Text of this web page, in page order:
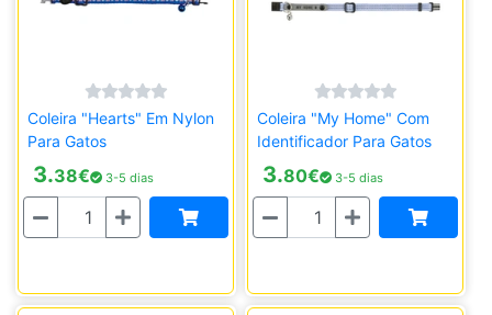
Coleira "Hearts" Em Nylon
Para Gatos
3.38€ 3-5 dias
Quantidade
Coleira "My Home" Com
Identificador Para Gatos
3.80€ 3-5 dias
Quantidade